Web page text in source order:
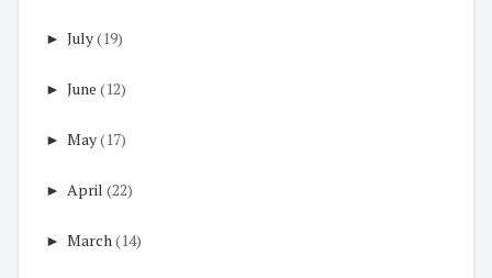
► July(19)
► June (12)
► May(17)
► April (22)
► March(14)